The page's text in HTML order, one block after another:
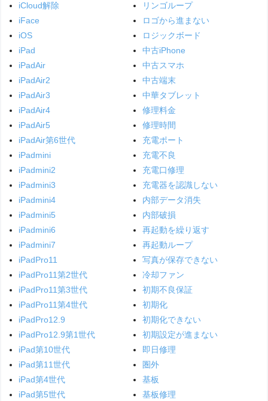
iCloud解除
iFace
iOS
iPad
iPadAir
iPadAir2
iPadAir3
iPadAir4
iPadAir5
iPadAir第6世代
iPadmini
iPadmini2
iPadmini3
iPadmini4
iPadmini5
iPadmini6
iPadmini7
iPadPro11
iPadPro11第2世代
iPadPro11第3世代
iPadPro11第4世代
iPadPro12.9
iPadPro12.9第1世代
iPad第10世代
iPad第11世代
iPad第4世代
iPad第5世代
リンゴループ
ロゴから進まない
ロジックボード
中古iPhone
中古スマホ
中古端末
中華タブレット
修理料金
修理時間
充電ポート
充電不良
充電口修理
充電器を認識しない
内部データ消失
内部破損
再起動を繰り返す
再起動ループ
写真が保存できない
冷却ファン
初期不良保証
初期化
初期化できない
初期設定が進まない
即日修理
圏外
基板
基板修理